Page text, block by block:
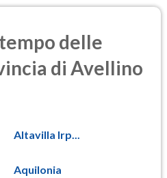
delle
di Avellino
Altavilla Irp...
Aquilonia